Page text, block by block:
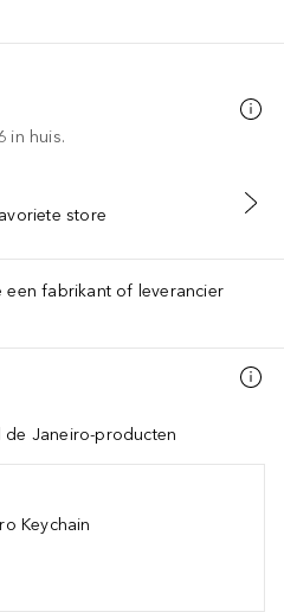
in huis.
WINKELMANDJE
store
fabrikant of leverancier
de Janeiro-producten
Keychain